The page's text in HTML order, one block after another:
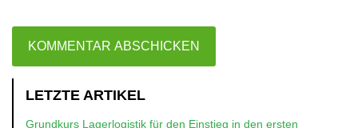
LETZTE ARTIKEL
Grundkurs Lagerlogistik für den Einstieg in den ersten